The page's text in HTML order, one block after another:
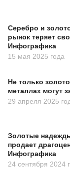
Серебро и
рынок теряет
Инфографика
15 мая 2025 года
Не только
металлах могут
29 апреля 2025
Золотые
продает
Инфографика
24 сентября 2024